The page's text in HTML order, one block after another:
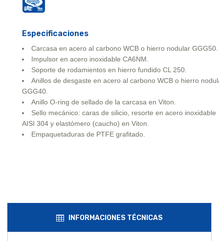
Especificaciones
Carcasa en acero al carbono WCB o hierro nodular GGG50.
Impulsor en acero inoxidable CA6NM.
Soporte de rodamientos en hierro fundido CL 250.
Anillos de desgaste en acero al carbono WCB o hierro
GGG40.
Anillo O-ring de sellado de la carcasa en Viton.
Sello mecánico: caras de silicio, resorte en acero inoxidable
AISI 304 y elastómero (caucho) en Viton.
Empaquetaduras de PTFE grafitado.
INFORMACIONES TÉCNICAS